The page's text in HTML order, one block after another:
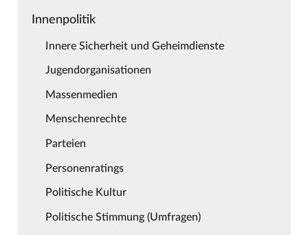
Innenpolitik
Innere Sicherheit und Geheimdienste
Jugendorganisationen
Massenmedien
Menschenrechte
Parteien
Personenratings
Politische Kultur
Politische Stimmung (Umfragen)